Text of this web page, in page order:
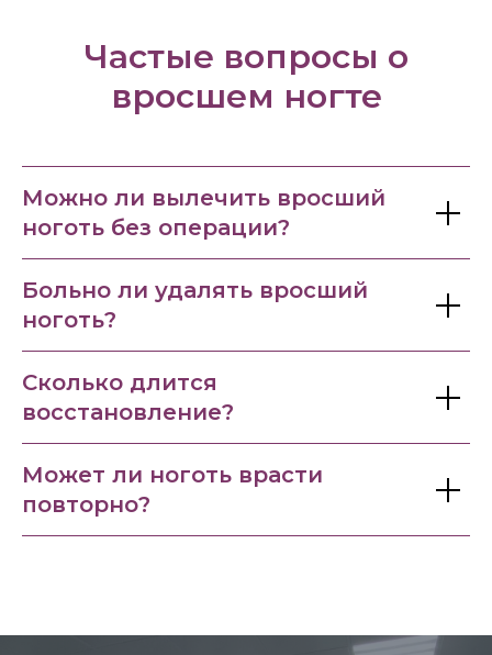
Частые вопросы о
вросшем ногте
Можно ли вылечить вросший
ноготь без операции?
Больно ли удалять вросший
ноготь?
Сколько длится
восстановление?
Может ли ноготь врасти
повторно?